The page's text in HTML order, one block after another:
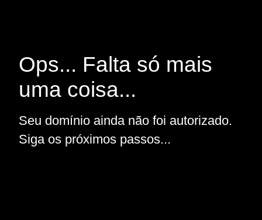
Ops... Falta só mais
uma coisa...
Seu domínio ainda não foi autorizado.
Siga os próximos passos...